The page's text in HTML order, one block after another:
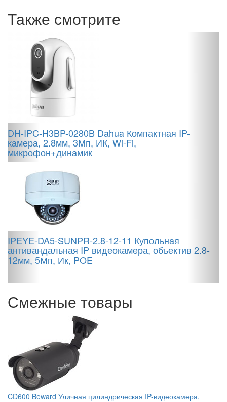
Также смотрите
DH-IPC-H3BP-0280B Dahua Компактная IP-
камера, 2.8мм, 3Mп, ИК, Wi-Fi,
микрофон+динамик
IPEYE-DA5-SUNPR-2.8-12-11 Купольная
антивандальная IP видеокамера, объектив 2.8-
12мм, 5Мп, Ик, POE
Смежные товары
CD600 Beward Уличная цилиндрическая IP-видеокамера,